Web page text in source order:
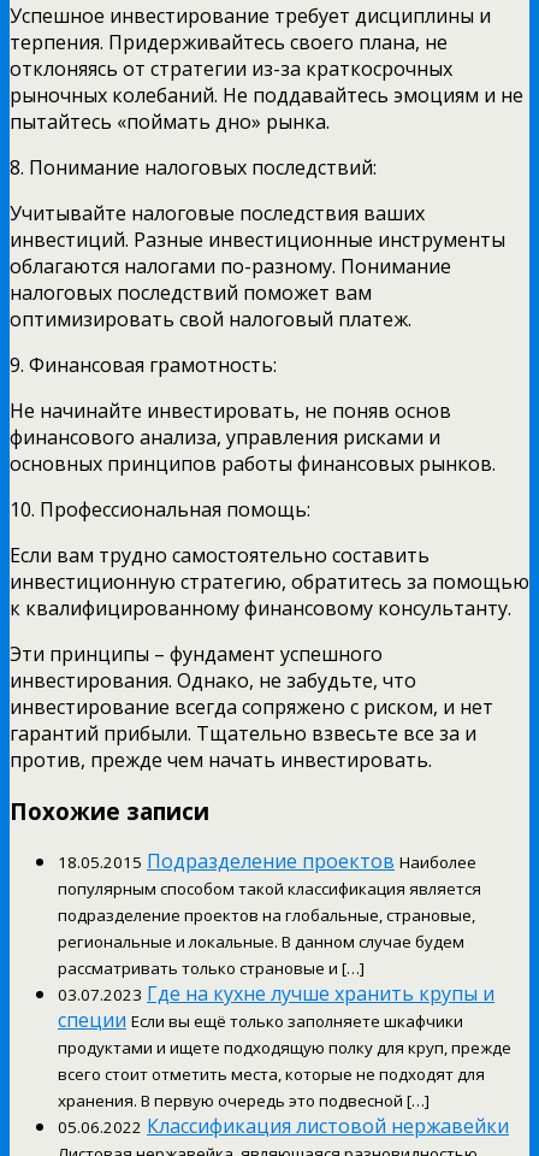
Успешное инвестирование требует дисциплины и
терпения. Придерживайтесь своего плана, не
отклоняясь от стратегии из-за краткосрочных
рыночных колебаний. Не поддавайтесь эмоциям и не
пытайтесь «поймать дно» рынка.
8. Понимание налоговых последствий:
Учитывайте налоговые последствия ваших
инвестиций. Разные инвестиционные инструменты
облагаются налогами по-разному. Понимание
налоговых последствий поможет вам
оптимизировать свой налоговый платеж.
9. Финансовая грамотность:
Не начинайте инвестировать, не поняв основ
финансового анализа, управления рисками и
основных принципов работы финансовых рынков.
10. Профессиональная помощь:
Если вам трудно самостоятельно составить
инвестиционную стратегию, обратитесь за помощью
к квалифицированному финансовому консультанту.
Эти принципы – фундамент успешного
инвестирования. Однако, не забудьте, что
инвестирование всегда сопряжено с риском, и нет
гарантий прибыли. Тщательно взвесьте все за и
против, прежде чем начать инвестировать.
Похожие записи
18.05.2015 Подразделение проектов Наиболее
популярным способом такой классификация является
подразделение проектов на глобальные, страновые,
региональные и локальные. В данном случае будем
рассматривать только страновые и […]
03.07.2023 Где на кухне лучше хранить крупы и
специи Если вы ещё только заполняете шкафчики
продуктами и ищете подходящую полку для круп, прежде
всего стоит отметить места, которые не подходят для
хранения. В первую очередь это подвесной […]
05.06.2022 Классификация листовой нержавейки